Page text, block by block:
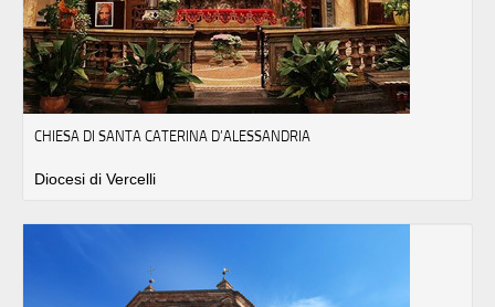
CHIESA DI SANTA CATERINA D’ALESSANDRIA
Diocesi di Vercelli